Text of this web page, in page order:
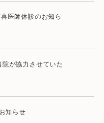
医師休診のお知ら
が協力させていた
知らせ